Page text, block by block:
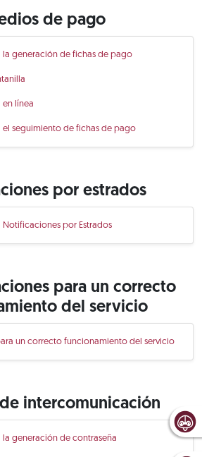
de pago
la generación de fichas de pago
línea
el seguimiento de fichas de pago
por estrados
Notificaciones por Estrados
para un correcto
del servicio
un correcto funcionamiento del servicio
intercomunicación
la generación de contraseña